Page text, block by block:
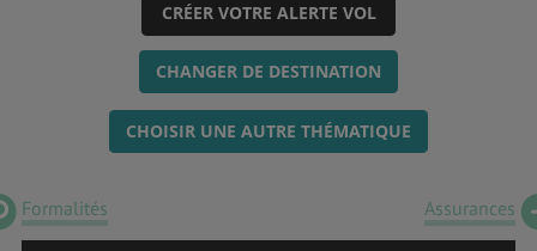
CRÉER VOTRE ALERTE VOL
CHANGER DE DESTINATION
CHOISIR UNE AUTRE THÉMATIQUE
Formalités Assurances